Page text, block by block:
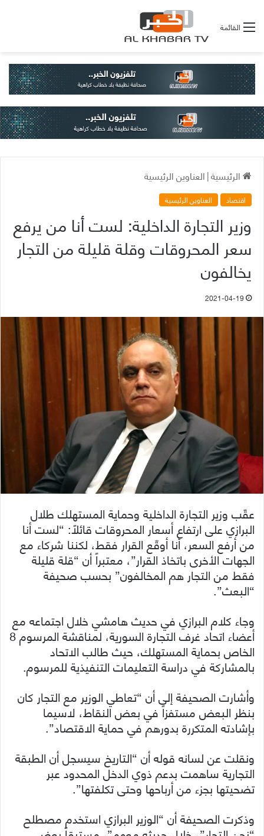
القائمة
الرئيسية|العناوين الرئيسية
اقتصاد العناوين الرئيسية
وزير التجارة الداخلية: لست أنا من يرفع
سعر المحروقات وقلة قليلة من التجار
يخالفون
2021-04-19
عقّب وزير التجارة الداخلية وحماية المستهلك طلال
البرازي على ارتفاع أسعار المحروقات قائلاً: “لست أنا
من أرفع السعر، أنا أوقّع القرار فقط، لكننا شركاء مع
الجهات الأخرى باتخاذ القرار”، معتبراً أن “قلة قليلة
فقط من التجار هم المخالفون” بحسب صحيفة
“البعث”.
وجاء كلام البرازي في حديث هامشي خلال اجتماعه مع
أعضاء اتحاد غرف التجارة السورية، لمناقشة المرسوم 8
الخاص بحماية المستهلك، حيث طالب الاتحاد
بالمشاركة في دراسة التعليمات التنفيذية للمرسوم.
وأشارت الصحيفة إلى أن “تعاطي الوزير مع التجار كان
بنظر البعض مستفزاً في بعض النقاط، لاسيما
بإشادته المتكررة بدورهم في حماية الاقتصاد”.
ونقلت عن لسانه قوله أن “التاريخ سيسجل أن الطبقة
التجارية ساهمت بدعم ذوي الدخل المحدود عبر
تضحيتها بجزء من أرباحها وحتى تكلفتها”.
وذكرت الصحيفة أن “الوزير البرازي استخدم مصطلح